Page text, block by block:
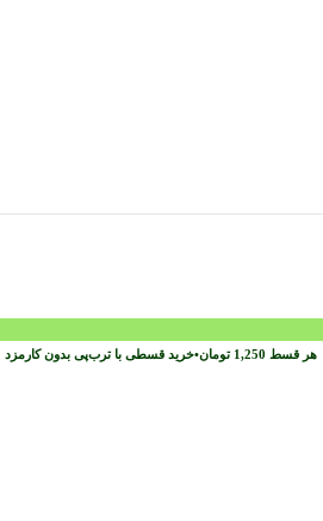
هر قسط 1,250 تومان•خرید قسطی با ترب‌پی بدون کارمزد